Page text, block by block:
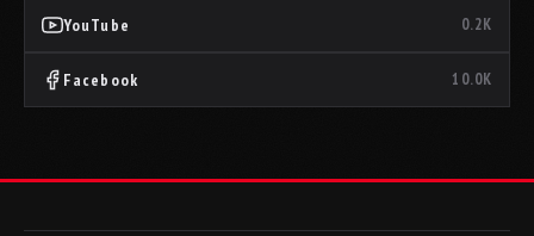
YouTube 0.2K
Facebook 10.0K